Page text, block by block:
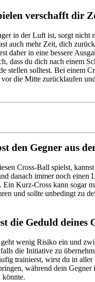
verschafft dir
in der Luft ist, sorgt nicht
auch mehr Zeit, dich
daher in eine bessere
dass du dich nach einem
stellen solltest. Bei einem
die Mitte zurücklaufen
den Gegner aus
Cross-Ball spielst,
danach immer noch einen
Ein Kurz-Cross kann sogar
und sollte unbedingt zu
die Geduld deines
wenig Risiko ein und
die Initiative zu
trainierst, wirst du in aller
während dein Gegner
könnte.